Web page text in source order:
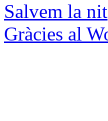
Salvem la nit
Gràcies al